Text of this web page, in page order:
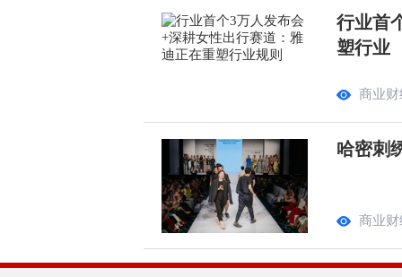
行业首
塑行业
商业财
哈密刺
商业财